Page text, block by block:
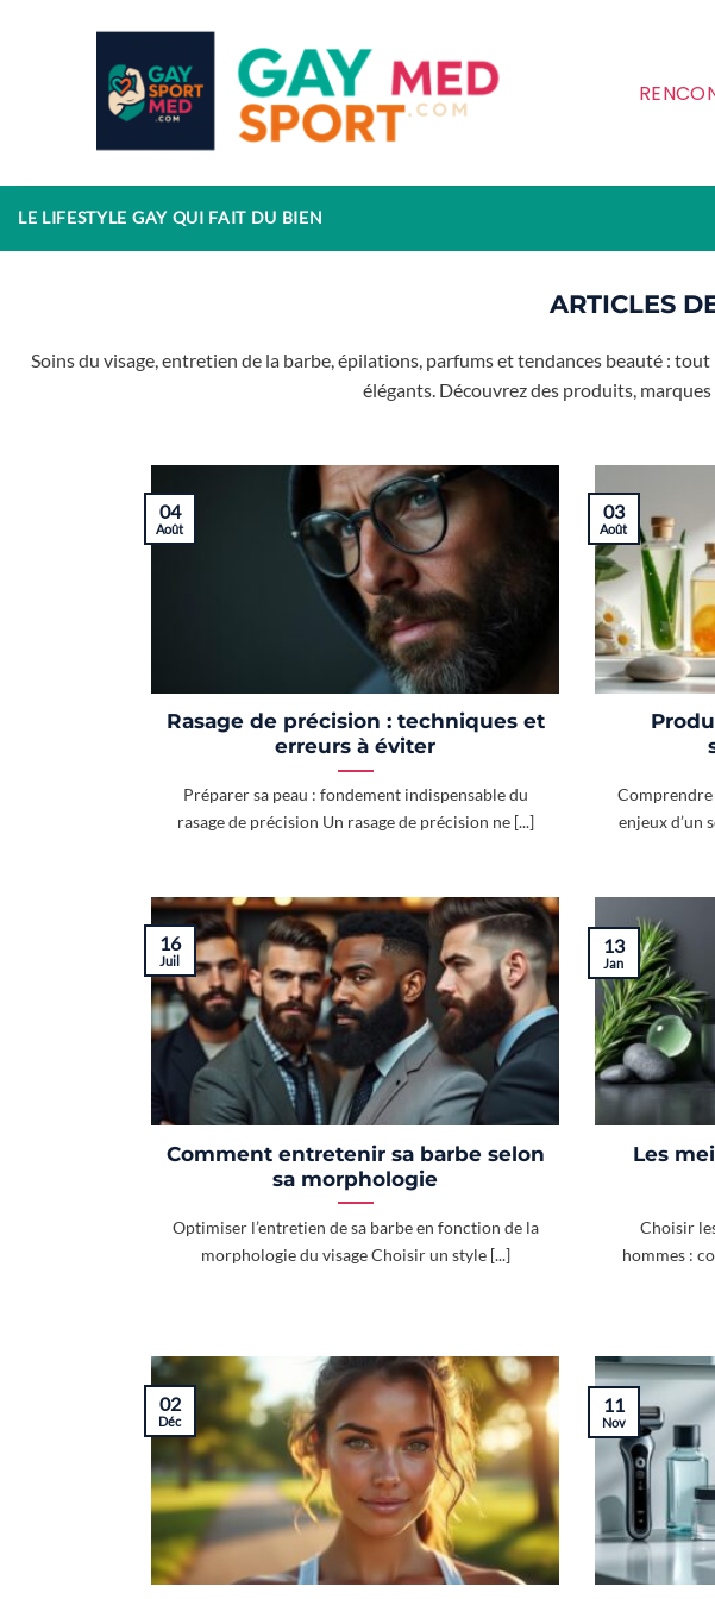
LE LIFESTYLE GAY QUI FAIT DU BIEN
Soins du visage, entretien de la barbe, épilations, parfums et tendances beauté :
élégants. Découvrez des produits,
Rasage de précision : techniques et
erreurs à éviter
Préparer sa peau : fondement indispensable du
rasage de précision Un rasage de précision ne [...]
04
Août
Comprendre
enjeux d’un
03
Août
Comment entretenir sa barbe selon
sa morphologie
Optimiser l’entretien de sa barbe en fonction de la
morphologie du visage Choisir un style [...]
16
Juil
Les
Choisir
hommes :
13
Jan
02
Déc
11
Nov